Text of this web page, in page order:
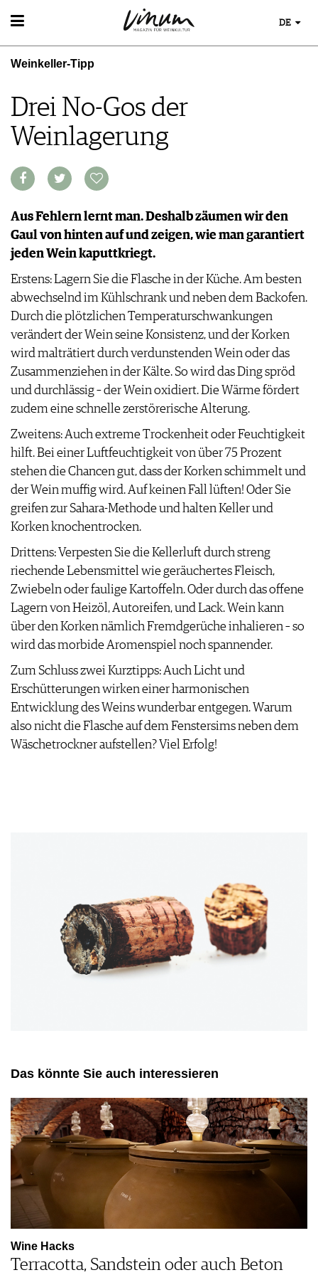
WEIN
WEINSUCHE
WINETRADECLUB
WEINE DES MONATS
UNIQUE WINERIES
CLUB LES DOMAINES
WEINREGIONEN
WEINLEXIKON
WEINGESCHICHTE
WEINLAGERUNG
INFOGRAFIKEN
TIPPS & TRICKS
EVENTS
EVENTKALENDER
AWARDS
EVENT-BILDER
FOOD PAIRING TIPPS
FOOD PAIRING TABELLE
KULINARIK
REZEPTE
HOTSPOTS
WEINREISEN
MAGAZIN
REPORTAGEN
DOSSIER
WINEGUIDES
KLARTEXT
EXTRAS
ABO
VORTEILSWELT
MEDIATHEK
APPS
BILDSTRECKEN
BÜCHER
NEWS
WEINSZENE
PORTRAITS
VINOPHILES
ARCHIV
ANMELDEN
AWARDS
GEWINNSPIELE
VORTEILSWELT
TRINKREIFETABELLE
ABO
NEWSLETTER
WINE TRADE CLUB
REDAKTION
JOBS
WERBUNG
PRESSE
IMPRESSUM
AGB & DATENSCHUTZ
FAQ
DE
Weinkeller-Tipp
Drei No-Gos der
Weinlagerung
Aus Fehlern lernt man. Deshalb zäumen wir den
Gaul von hinten auf und zeigen, wie man garantiert
jeden Wein kaputtkriegt.
Erstens: Lagern Sie die Flasche in der Küche. Am besten
abwechselnd im Kühlschrank und neben dem Backofen.
Durch die plötzlichen Temperaturschwankungen
verändert der Wein seine Konsistenz, und der Korken
wird malträtiert durch verdunstenden Wein oder das
Zusammenziehen in der Kälte. So wird das Ding spröd
und durchlässig – der Wein oxidiert. Die Wärme fördert
zudem eine schnelle zerstörerische Alterung.
Zweitens: Auch extreme Trockenheit oder Feuchtigkeit
hilft. Bei einer Luftfeuchtigkeit von über 75 Prozent
stehen die Chancen gut, dass der Korken schimmelt und
der Wein muffig wird. Auf keinen Fall lüften! Oder Sie
greifen zur Sahara-Methode und halten Keller und
Korken knochentrocken.
Drittens: Verpesten Sie die Kellerluft durch streng
riechende Lebensmittel wie geräuchertes Fleisch,
Zwiebeln oder faulige Kartoffeln. Oder durch das offene
Lagern von Heizöl, Autoreifen, und Lack. Wein kann
über den Korken nämlich Fremdgerüche inhalieren – so
wird das morbide Aromenspiel noch spannender.
Zum Schluss zwei Kurztipps: Auch Licht und
Erschütterungen wirken einer harmonischen
Entwicklung des Weins wunderbar entgegen. Warum
also nicht die Flasche auf dem Fenstersims neben dem
Wäschetrockner aufstellen? Viel Erfolg!
Das könnte Sie auch interessieren
Wine Hacks
Terracotta, Sandstein oder auch Beton